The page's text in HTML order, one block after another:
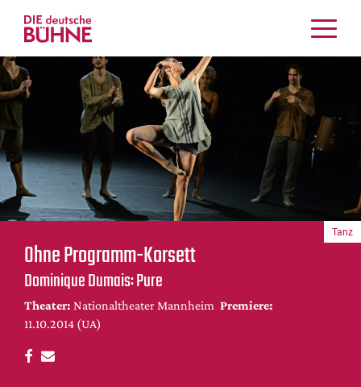
Kritiken
Schauspiel
Musiktheater
Crossover
Bühnenwelt
Festivals & Veranstaltungen
Menschen & Theater
Themen
Internationales
Nachrufe
DdB-map
Ohne Programm-Korsett
Dominique Dumais: Pure
Theater: Nationaltheater Mannheim Premiere:
11.10.2014 (UA)
Tanz